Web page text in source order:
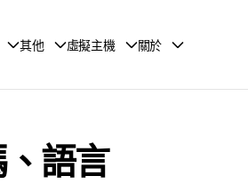
其他 虛擬主機 關於
語言